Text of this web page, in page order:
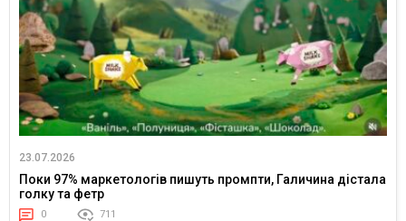
23.07.2026
Поки 97% маркетологів пишуть промпти, Галичина дістала
голку та фетр
0 711